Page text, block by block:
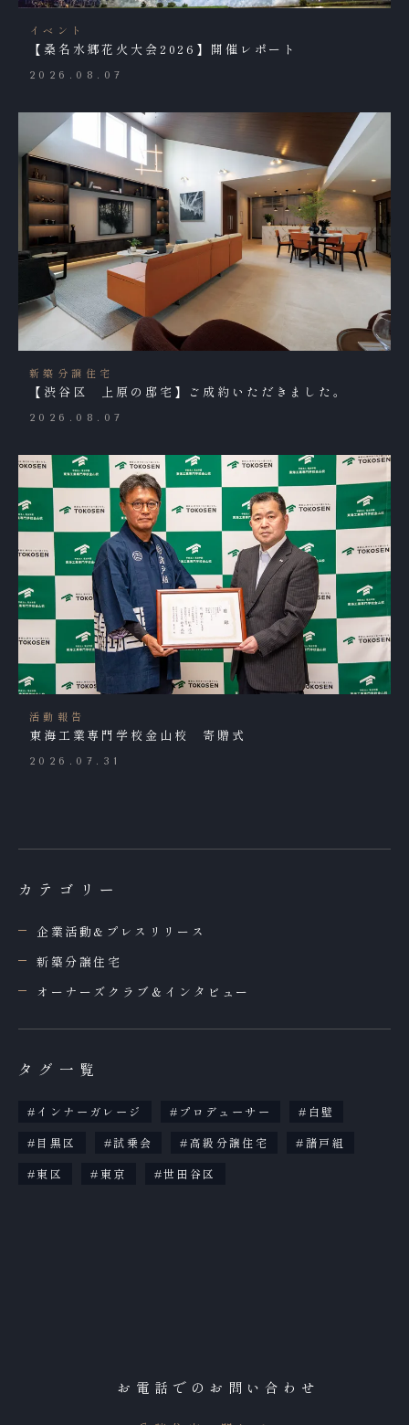
イベント
【桑名水郷花火大会2026】開催レポート
2026.08.07
新築分譲住宅
【渋谷区 上原の邸宅】ご成約いただきました。
2026.08.07
活動報告
東海工業専門学校金山校 寄贈式
2026.07.31
カテゴリー
企業活動&プレスリリース
新築分譲住宅
オーナーズクラブ＆インタビュー
タグ一覧
インナーガレージ プロデューサー
白壁
目黒区
試乗会 高級分譲住宅
諸戸組
東区
東京 世田谷区
お電話でのお問い合わせ